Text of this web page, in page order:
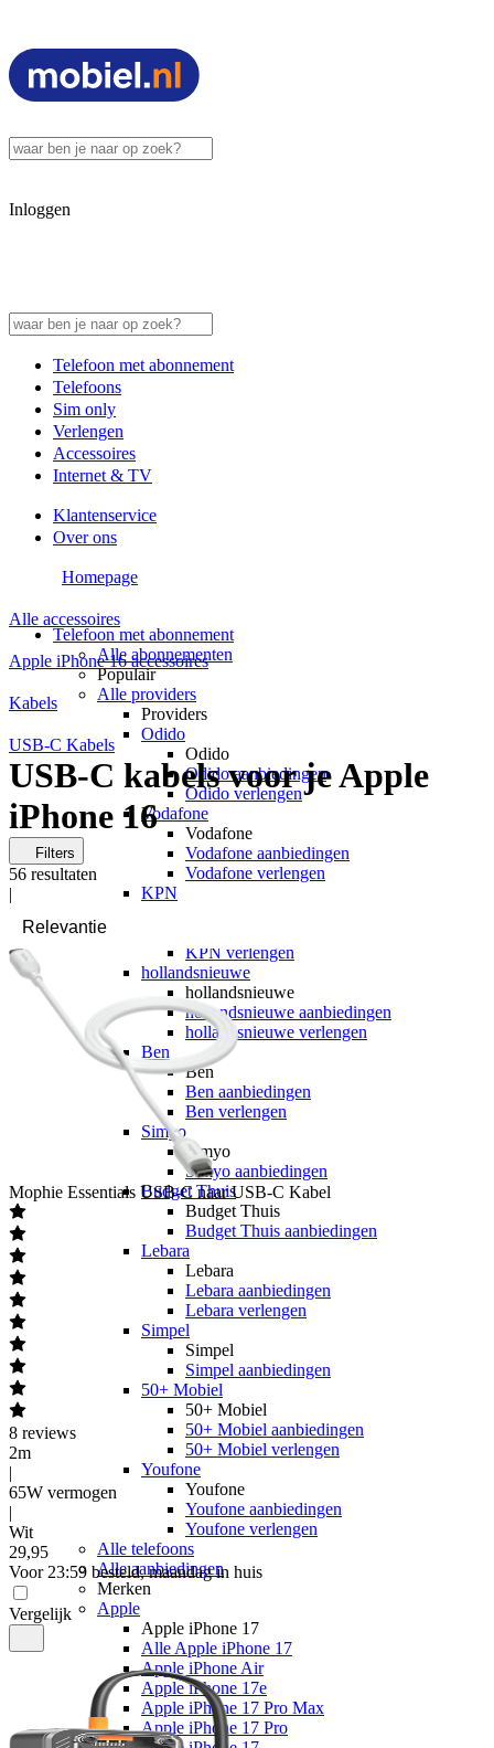
Inloggen
Telefoon met abonnement
Telefoons
Sim only
Verlengen
Accessoires
Internet & TV
Klantenservice
Over ons
Telefoon met abonnement
Alle abonnementen
Populair
Alle providers
Providers
Odido
Odido
Odido aanbiedingen
Odido verlengen
Vodafone
Vodafone
Vodafone aanbiedingen
Vodafone verlengen
KPN
KPN verlengen
hollandsnieuwe
hollandsnieuwe
hollandsnieuwe aanbiedingen
hollandsnieuwe verlengen
Ben
Ben
Ben aanbiedingen
Ben verlengen
Simyo
Simyo
Simyo aanbiedingen
Budget Thuis
Budget Thuis
Budget Thuis aanbiedingen
Lebara
Lebara
Lebara aanbiedingen
Lebara verlengen
Simpel
Simpel
Simpel aanbiedingen
50+ Mobiel
50+ Mobiel
50+ Mobiel aanbiedingen
50+ Mobiel verlengen
Youfone
Youfone
Youfone aanbiedingen
Youfone verlengen
Alle telefoons
Alle aanbiedingen
Merken
Apple
Apple iPhone 17
Alle Apple iPhone 17
Apple iPhone Air
Apple iPhone 17e
Apple iPhone 17 Pro Max
Apple iPhone 17 Pro
Homepage
Alle accessoires
Apple iPhone 16 accessoires
Kabels
USB-C Kabels
USB-C kabels voor je Apple
iPhone 16
Filters
56 resultaten
|
Mophie Essentials USB-C naar USB-C Kabel
8 reviews
2m
|
65W vermogen
|
Wit
29,95
Voor 23:59 besteld, maandag in huis
Vergelijk